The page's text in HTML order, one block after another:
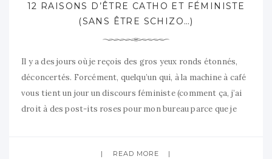
12 RAISONS D’ÊTRE CATHO ET FÉMINISTE
(SANS ÊTRE SCHIZO…)
Il y a des jours où je reçois des gros yeux ronds étonnés,
déconcertés. Forcément, quelqu’un qui, à la machine à café
vous tient un jour un discours féministe (comment ça, j’ai
droit à des post-its roses pour mon bureau parce que je
READ MORE